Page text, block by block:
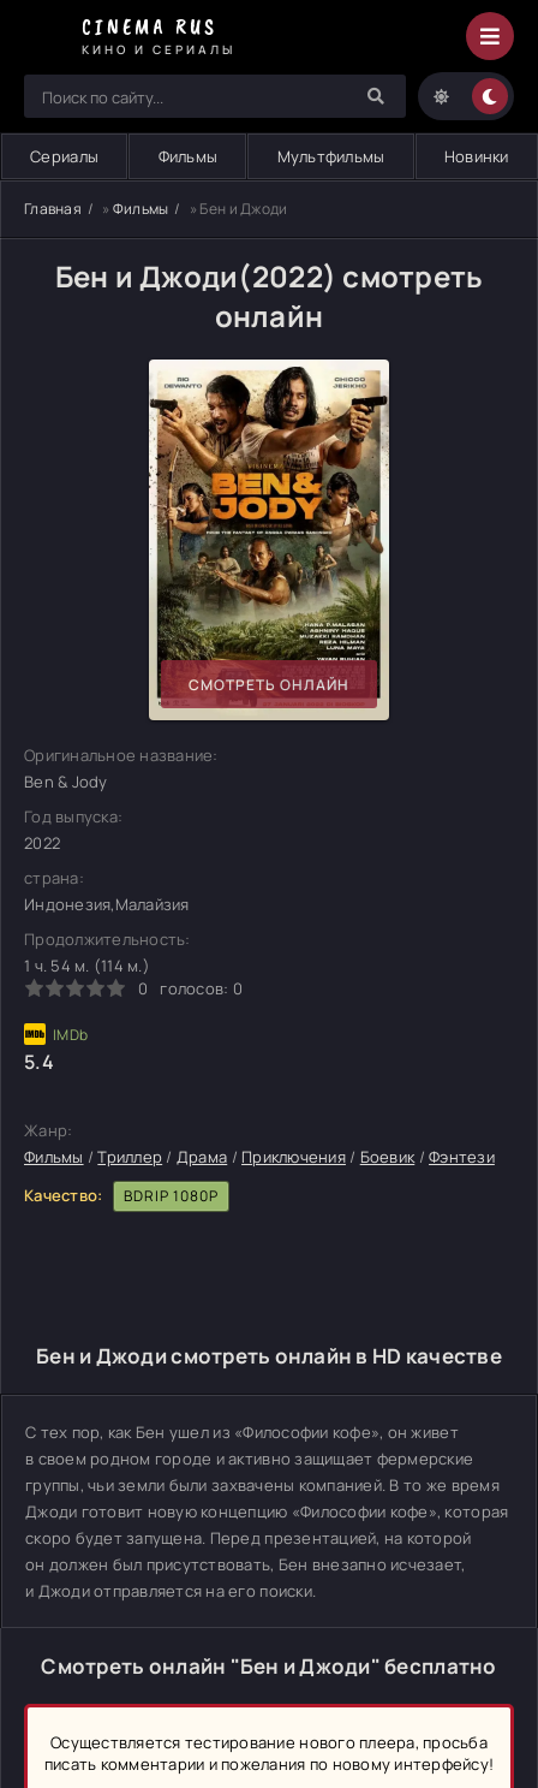
CINEMA RUS
КИНО И СЕРИАЛЫ
Сериалы Фильмы Мультфильмы Новинки
Главная » Фильмы » Бен и Джоди
Бен и Джоди(2022) смотреть
онлайн
СМОТРЕТЬ ОНЛАЙН
Оригинальное название:
Ben & Jody
Год выпуска:
2022
страна:
Индонезия,Малайзия
Продолжительность:
1 ч. 54 м. (114 м.)
0
голосов: 0
5.4
Жанр:
Фильмы /Триллер / Драма / Приключения/ Боевик/Фэнтези
Качество:
BDRIP 1080P
Бен и Джоди смотреть онлайн в HD качестве
С тех пор, как Бен ушел из «Философии кофе», он живет
в своем родном городе и активно защищает фермерские
группы, чьи земли были захвачены компанией. В то же время
Джоди готовит новую концепцию «Философии кофе», которая
скоро будет запущена. Перед презентацией, на которой
он должен был присутствовать, Бен внезапно исчезает,
и Джоди отправляется на его поиски.
Смотреть онлайн "Бен и Джоди" бесплатно
Осуществляется тестирование нового плеера, просьба
писать комментарии и пожелания по новому интерфейсу!